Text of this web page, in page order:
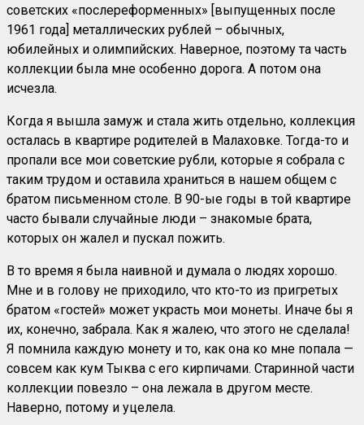
советских «послереформенных» [выпущенных после
1961 года] металлических рублей – обычных,
юбилейных и олимпийских. Наверное, поэтому та часть
коллекции была мне особенно дорога. А потом она
исчезла.
Когда я вышла замуж и стала жить отдельно, коллекция
осталась в квартире родителей в Малаховке. Тогда-то и
пропали все мои советские рубли, которые я собрала с
таким трудом и оставила храниться в нашем общем с
братом письменном столе. В 90-ые годы в той квартире
часто бывали случайные люди – знакомые брата,
которых он жалел и пускал пожить.
В то время я была наивной и думала о людях хорошо.
Мне и в голову не приходило, что кто-то из пригретых
братом «гостей» может украсть мои монеты. Иначе бы я
их, конечно, забрала. Как я жалею, что этого не сделала!
Я помнила каждую монету и то, как она ко мне попала —
совсем как кум Тыква с его кирпичами. Старинной части
коллекции повезло – она лежала в другом месте.
Наверно, потому и уцелела.